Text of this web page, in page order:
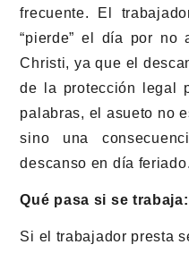
frecuente. El
“pierde” el día por no
Christi, ya que el
de la protección legal
palabras, el asueto no
sino una
descanso en día feriado.
Qué pasa si se
Si el trabajador presta